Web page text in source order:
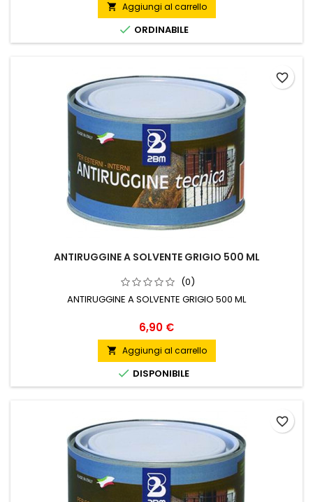
 Aggiungi al carrello
 ORDINABILE
ANTIRUGGINE A SOLVENTE GRIGIO 500 ML
(0)
ANTIRUGGINE A SOLVENTE GRIGIO 500 ML
Prezzo
6,90 €
 Aggiungi al carrello
 DISPONIBILE
favorite_border
favorite_border